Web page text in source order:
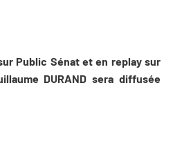
Public Sénat et en replay sur
DURAND sera diffusée